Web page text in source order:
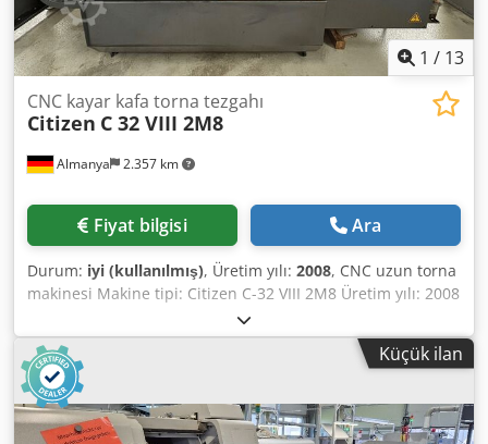
1 / 13
Almanya 2.357 km
CNC kayar kafa torna tezgahı
Citizen C 32 VIII 2M8
Fiyat bilgisi Ara
Durum: iyi (kullanılmış), Üretim yılı: 2008, CNC uzun torna
makinesi Makine tipi: Citizen C-32 VIII 2M8 Üretim yılı: 2008
TEKNİK BİLGİLER Ana mil Maks. tornalama uzunluğu: 320
mm Dsdpfx Aozim Evsblskr Tornalama çapı: 32 mm Devir
aralığı: 200 - 8.000 dev/dak Karşı mil Devir aralığı: 200 -
7.000 dev/dak Tahrikli takımlar Donanım özellikleri Çubuk
yükleyici magazin: FMB turbo 3-36
Küçük ilan